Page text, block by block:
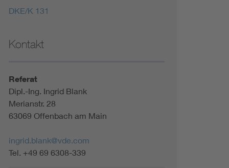
DKE/K 131
Kontakt
Referat
Dipl.-Ing. Ingrid Blank
Merianstr. 28
63069 Offenbach am Main
ingrid.blank@vde.com
Tel. +49 69 6308-339